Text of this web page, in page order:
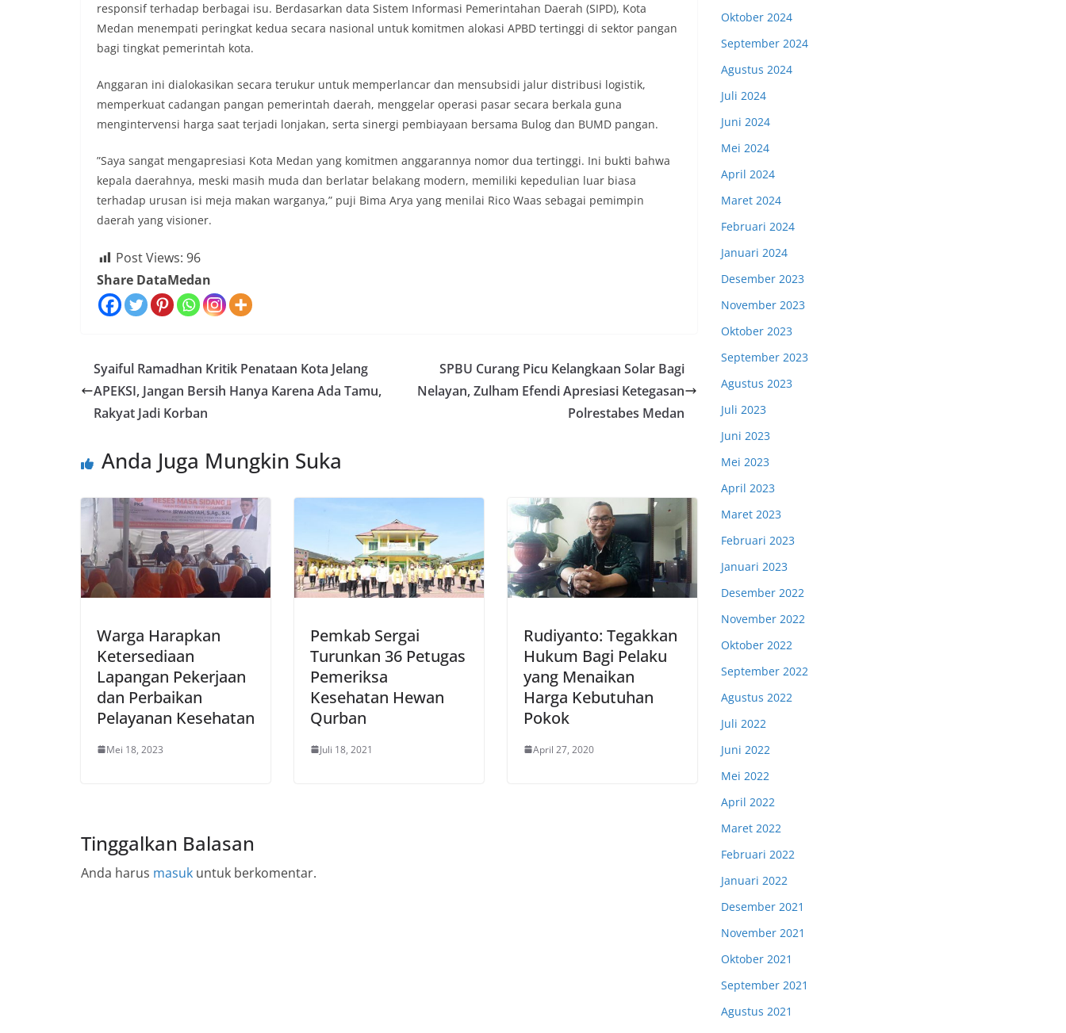
responsif terhadap berbagai isu. Berdasarkan data Sistem Informasi Pemerintahan Daerah (SIPD), Kota
Medan menempati peringkat kedua secara nasional untuk komitmen alokasi APBD tertinggi di sektor pangan
bagi tingkat pemerintah kota.
Anggaran ini dialokasikan secara terukur untuk ​memperlancar dan mensubsidi jalur distribusi logistik, ​
memperkuat cadangan pangan pemerintah daerah, ​menggelar operasi pasar secara berkala guna
mengintervensi harga saat terjadi lonjakan, serta ​sinergi pembiayaan bersama Bulog dan BUMD pangan.
​”Saya sangat mengapresiasi Kota Medan yang komitmen anggarannya nomor dua tertinggi. Ini bukti bahwa
kepala daerahnya, meski masih muda dan berlatar belakang modern, memiliki kepedulian luar biasa
terhadap urusan isi meja makan warganya,” puji Bima Arya yang menilai Rico Waas sebagai pemimpin
daerah yang visioner.
Post Views: 96
Share DataMedan
Syaiful Ramadhan Kritik Penataan Kota Jelang
APEKSI, Jangan Bersih Hanya Karena Ada Tamu,
Rakyat Jadi Korban
SPBU Curang Picu Kelangkaan Solar Bagi
Nelayan, Zulham Efendi Apresiasi Ketegasan
Polrestabes Medan
Anda Juga Mungkin Suka
Warga Harapkan
Ketersediaan
Lapangan Pekerjaan
dan Perbaikan
Pelayanan Kesehatan
Mei 18, 2023
Pemkab Sergai
Turunkan 36 Petugas
Pemeriksa
Kesehatan Hewan
Qurban
Juli 18, 2021
Rudiyanto: Tegakkan
Hukum Bagi Pelaku
yang Menaikan
Harga Kebutuhan
Pokok
April 27, 2020
Tinggalkan Balasan
Anda harus masuk untuk berkomentar.
Oktober 2024
September 2024
Agustus 2024
Juli 2024
Juni 2024
Mei 2024
April 2024
Maret 2024
Februari 2024
Januari 2024
Desember 2023
November 2023
Oktober 2023
September 2023
Agustus 2023
Juli 2023
Juni 2023
Mei 2023
April 2023
Maret 2023
Februari 2023
Januari 2023
Desember 2022
November 2022
Oktober 2022
September 2022
Agustus 2022
Juli 2022
Juni 2022
Mei 2022
April 2022
Maret 2022
Februari 2022
Januari 2022
Desember 2021
November 2021
Oktober 2021
September 2021
Agustus 2021